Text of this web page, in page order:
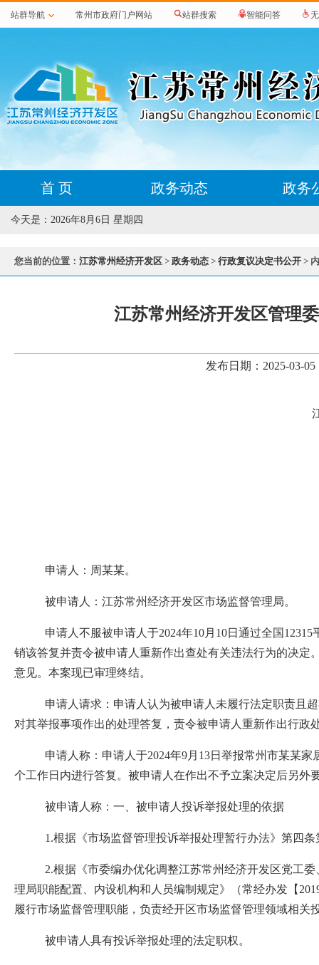
站群导航 常州市政府门户网站 站群搜索 智能问答
首 页 政务动态 政务
今天是： 2026年8月6日 星期四
您当前的位置： 江苏常州经济开发区 > 政务动态 > 行政复议决定书公开 >
江苏常州经济开发区管理
发布日期：2025-03-
申请人 ： 周某某。
被申请人： 江苏常州经济开发区市场监督管理局。
申请人不服被申请人于2024年10月 10日通过全国 12315
销该答复并责令被申请人重新作出查处有关违法行为的决定
意见。本案现已审理终结。
申请人请求： 申请人认为被申请人未履行法定职责且
对其举报事项作出的处理答复， 责令被申请人重新作出行政
申请人称： 申请人 于2024年9月 13日 举报常州市某某家
个工作日内进行答复。被申请人在作出不予立案决定后另
被申请人 称： 一、被申请人 投诉举报处理的依据
1.根据《市场监督管理投诉举报处理暂行办法》第四条
2.根据《市委编办优化调整江苏常州经济开发区党工
理局职能配置、内设机构和人员编制规定》（常经办发 【
履行市场监督管理职能，负责经开区市场监督管理领域相关
被申请人具有投诉举报处理的法定职权。